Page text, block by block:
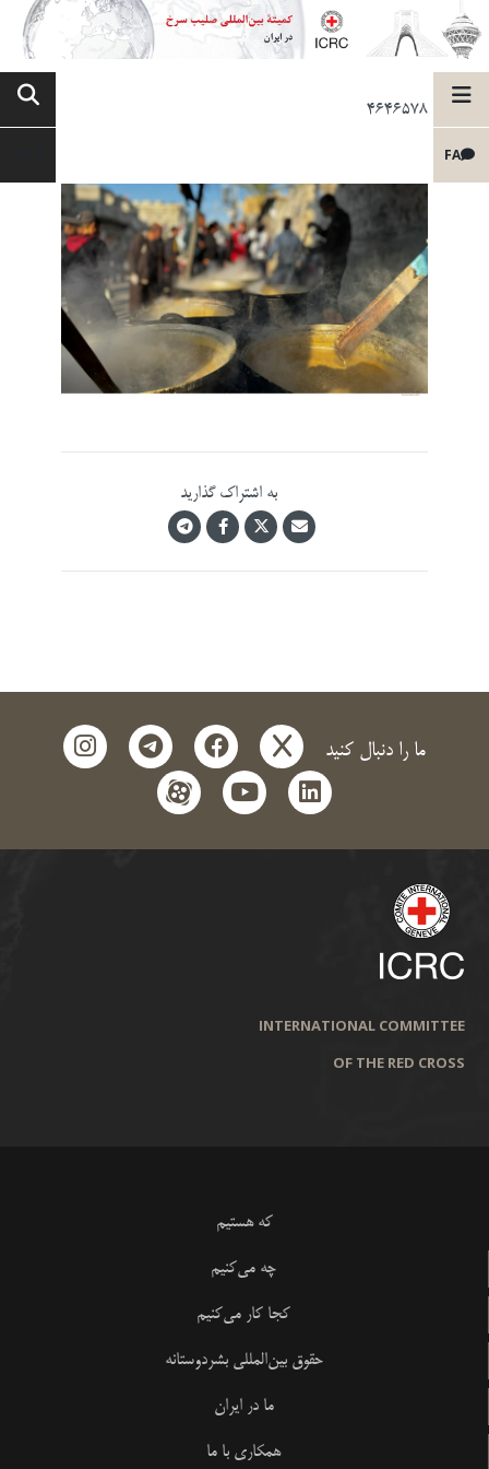
FA
4646578
به اشتراک گذارید
ما را دنبال کنید x
facebook
telegram
instagram
linkedin
youtube
aparat
INTERNATIONAL COMMITTEE
OF THE RED CROSS
که هستیم
چه می‌کنیم
کجا کار می‌کنیم
حقوق بین‌المللی بشردوستانه
ما در ایران
همکاری با ما